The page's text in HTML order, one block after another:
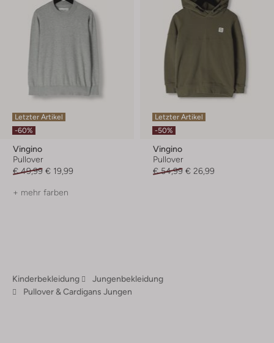
Letzter Artikel
-60%
Vingino
Pullover
€ 49,99 € 19,99
+ mehr farben
Letzter Artikel
-50%
Vingino
Pullover
€ 54,99 € 26,99
Kinderbekleidung
Jungenbekleidung
Pullover & Cardigans Jungen